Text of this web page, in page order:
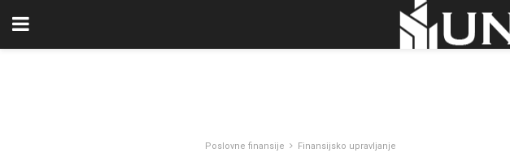
Poslovne finansije Finansijsko upravljanje